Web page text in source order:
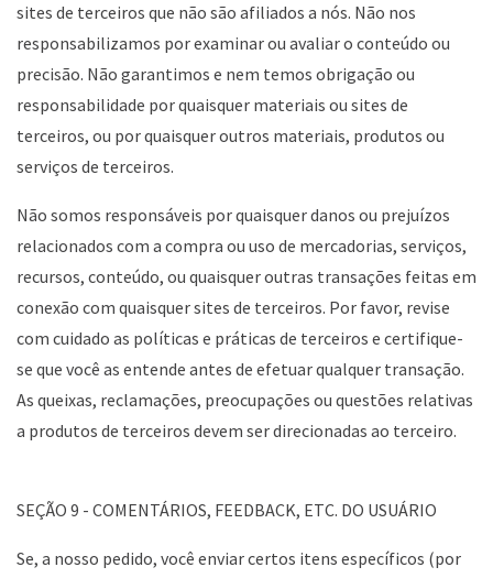
sites de terceiros que não são afiliados a nós. Não nos
responsabilizamos por examinar ou avaliar o conteúdo ou
precisão. Não garantimos e nem temos obrigação ou
responsabilidade por quaisquer materiais ou sites de
terceiros, ou por quaisquer outros materiais, produtos ou
serviços de terceiros.
Não somos responsáveis por quaisquer danos ou prejuízos
relacionados com a compra ou uso de mercadorias, serviços,
recursos, conteúdo, ou quaisquer outras transações feitas em
conexão com quaisquer sites de terceiros. Por favor, revise
com cuidado as políticas e práticas de terceiros e certifique-
se que você as entende antes de efetuar qualquer transação.
As queixas, reclamações, preocupações ou questões relativas
a produtos de terceiros devem ser direcionadas ao terceiro.
SEÇÃO 9 - COMENTÁRIOS, FEEDBACK, ETC. DO USUÁRIO
Se, a nosso pedido, você enviar certos itens específicos (por